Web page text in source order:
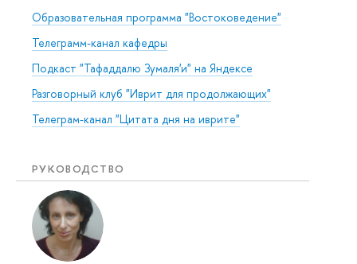
Образовательная программа "Востоковедение"
Телеграмм-канал кафедры
Подкаст "Тафаддалю Зумаля'и" на Яндексе
Разговорный клуб "Иврит для продолжающих"
Телеграм-канал "Цитата дня на иврите"
РУКОВОДСТВО